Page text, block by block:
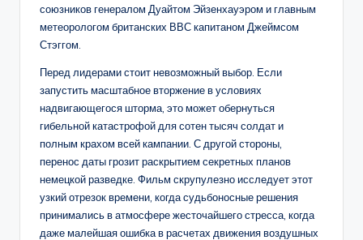
союзников генералом Дуайтом Эйзенхауэром и главным
метеорологом британских ВВС капитаном Джеймсом
Стэггом.
Перед лидерами стоит невозможный выбор. Если
запустить масштабное вторжение в условиях
надвигающегося шторма, это может обернуться
гибельной катастрофой для сотен тысяч солдат и
полным крахом всей кампании. С другой стороны,
перенос даты грозит раскрытием секретных планов
немецкой разведке. Фильм скрупулезно исследует этот
узкий отрезок времени, когда судьбоносные решения
принимались в атмосфере жесточайшего стресса, когда
даже малейшая ошибка в расчетах движения воздушных